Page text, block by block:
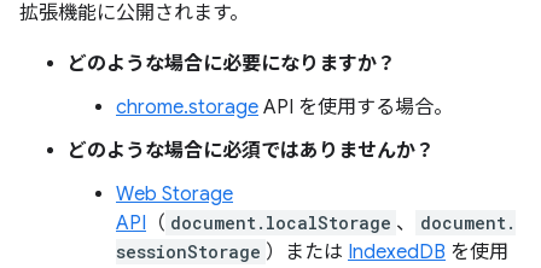
拡張機能に公開されます。
どのような場合に必要になりますか？
chrome.storage API を使用する場合。
どのような場合に必須ではありませんか？
Web Storage
API （ document.localStorage 、
document.
sessionStorage ）または IndexedDB を使用